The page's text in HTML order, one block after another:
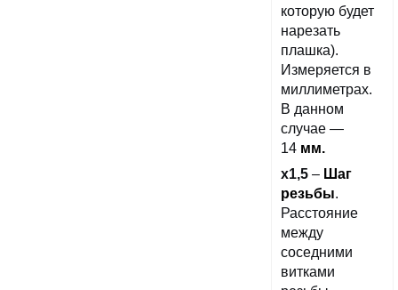
которую будет
нарезать
плашка).
Измеряется в
миллиметрах.
В данном
случае —
14 мм.
х1,5 – Шаг
резьбы.
Расстояние
между
соседними
витками